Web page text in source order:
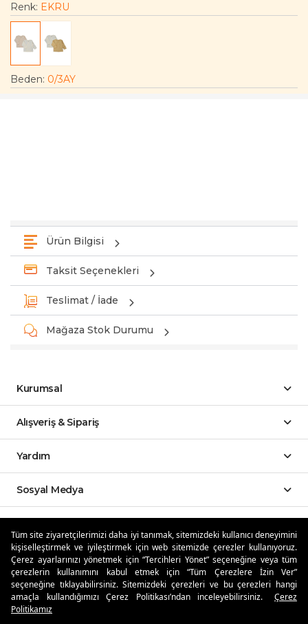
Tüm site ziyaretçilerimizi daha iyi tanımak, sitemizdeki kullanıcı deneyimini
kişiselleştirmek ve iyileştirmek için web sitemizde çerezler kullanıyoruz.
Çerez ayarlarınızı yönetmek için “Tercihleri Yönet” seçeneğine veya tüm
çerezlerin kullanımını kabul etmek için “Tüm Çerezlere İzin Ver”
seçeneğine tıklayabilirsiniz. Sitemizdeki çerezleri ve bu çerezleri hangi
amaçla kullandığımızı Çerez Politikası’ndan inceleyebilirsiniz.
Çerez
Politikamız
Renk: EKRU
Beden: 0/3AY
Ürün Bilgisi
Taksit Seçenekleri
Teslimat / İade
Mağaza Stok Durumu
Kurumsal
Alışveriş & Sipariş
Yardım
Sosyal Medya
Özdilekteyim'de Taksit Avantajları
Güvenli Alışveriş